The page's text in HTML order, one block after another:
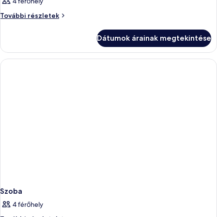
További részletek
Szoba
Dátumok árainak megtekintése
Szoba
4 férőhely